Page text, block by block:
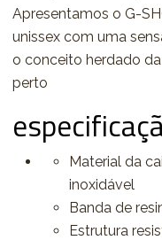
Apresentamos o G-
unissex com uma
o conceito herdado
perto
Material da
inoxidável
Banda de
Estrutura